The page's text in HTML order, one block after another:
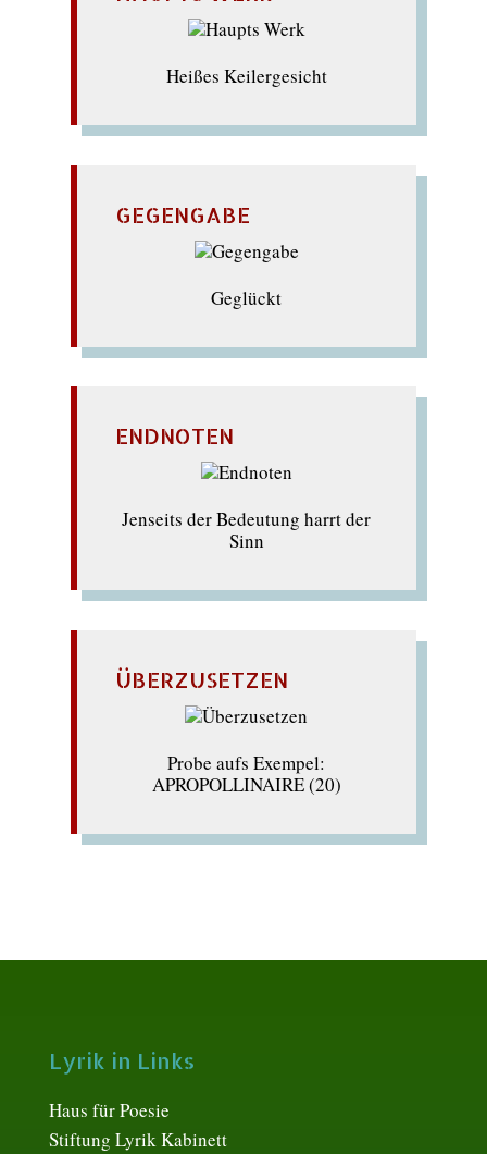
Heißes Keilergesicht
GEGENGABE
Geglückt
ENDNOTEN
Jenseits der Bedeutung harrt der
Sinn
ÜBERZUSETZEN
Probe aufs Exempel:
APROPOLLINAIRE (20)
Lyrik in Links
Haus für Poesie
Stiftung Lyrik Kabinett